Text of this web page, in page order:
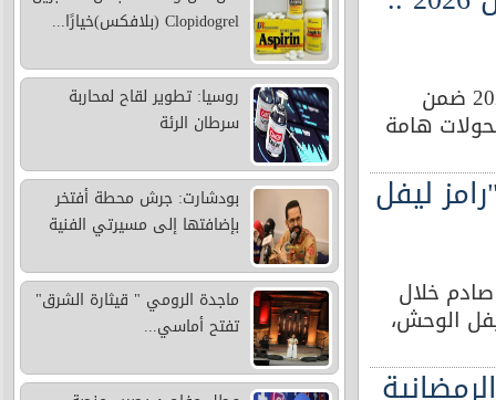
يأتي مسلسل السوريون الأعداء في رمضان 2026 ضمن
هامة
ليفل
خلال
الوحش،
Clopidogrel (بلافكس)خيارًا...
روسيا: تطوير لقاح لمحاربة
سرطان الرئة
بودشارت: جرش محطة أفتخر
بإضافتها إلى مسيرتي الفنية
ماجدة الرومي " قيثارة الشرق"
تفتح أماسي...